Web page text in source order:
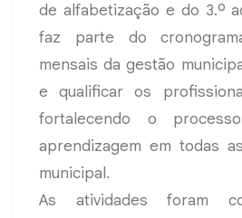
de alfabetização e do 3.º
faz parte do
mensais da gestão
e qualificar os
fortalecendo o
aprendizagem em todas
municipal.
As atividades foram